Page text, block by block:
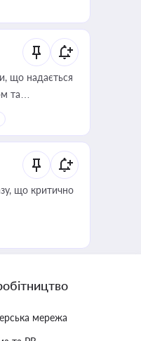
що надається
та
що критично
мережа